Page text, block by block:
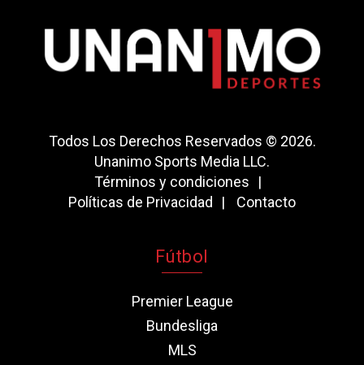
Todos Los Derechos Reservados © 2026.
Unanimo Sports Media LLC.
Términos y condiciones
Políticas de Privacidad
Contacto
Fútbol
Premier League
Bundesliga
MLS